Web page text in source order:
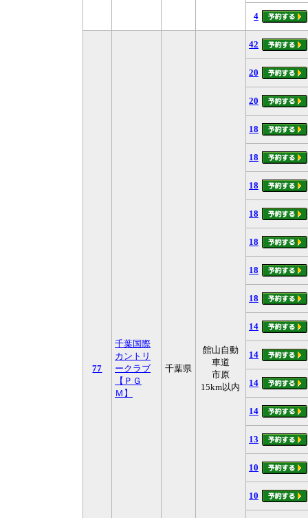
4
77
千葉国際
カントリ
ークラブ
【ＰＧ
Ｍ】
千葉県
館山自動
車道
市原
15km以内
42
20
20
18
18
18
18
18
18
18
14
14
14
14
13
10
10